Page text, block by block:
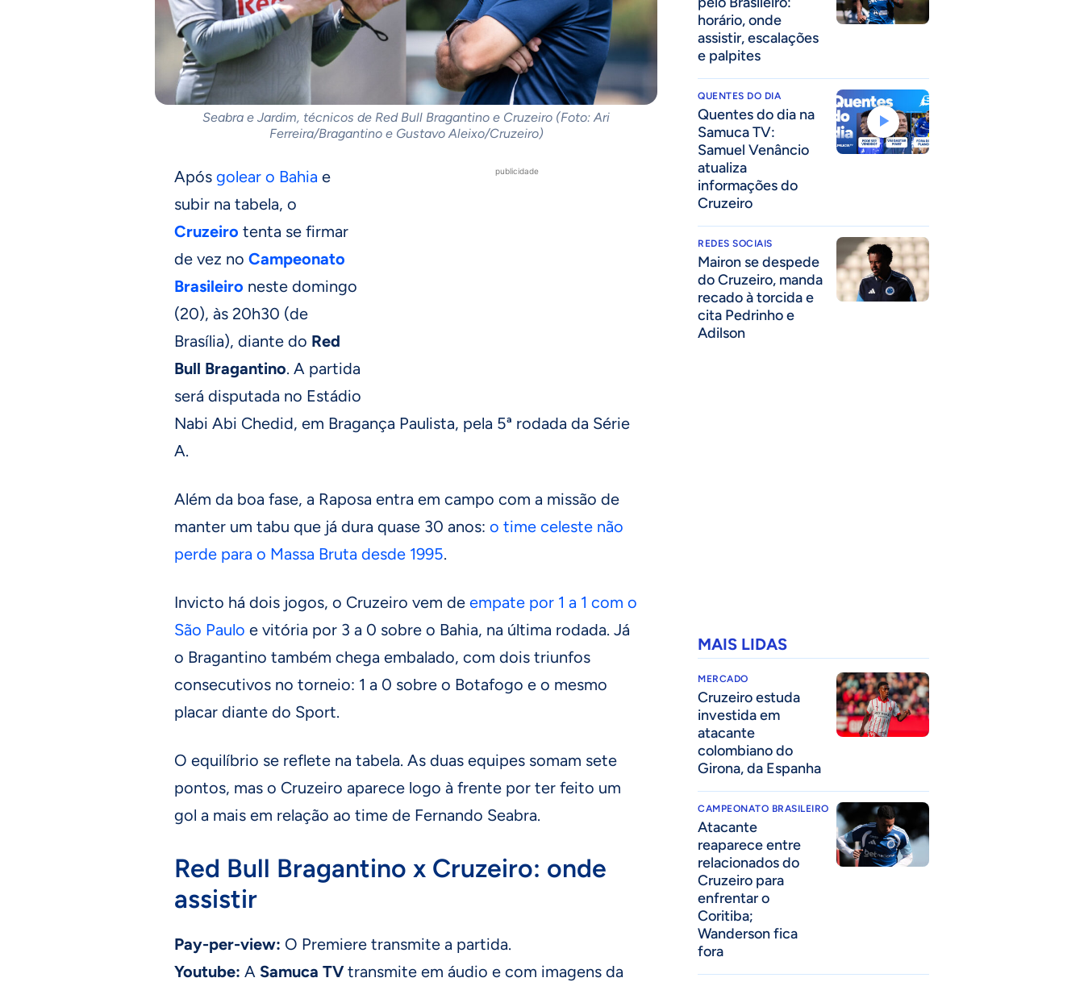
Seabra e Jardim, técnicos de Red Bull Bragantino e Cruzeiro (Foto: Ari
Ferreira/Bragantino e Gustavo Aleixo/Cruzeiro)
publicidade
Após golear o Bahia e
subir na tabela, o
Cruzeiro tenta se firmar
de vez no Campeonato
Brasileiro neste domingo
(20), às 20h30 (de
Brasília), diante do Red
Bull Bragantino. A partida
será disputada no Estádio
Nabi Abi Chedid, em Bragança Paulista, pela 5ª rodada da Série
A.
Além da boa fase, a Raposa entra em campo com a missão de
manter um tabu que já dura quase 30 anos: o time celeste não
perde para o Massa Bruta desde 1995.
Invicto há dois jogos, o Cruzeiro vem de empate por 1 a 1 com o
São Paulo e vitória por 3 a 0 sobre o Bahia, na última rodada. Já
o Bragantino também chega embalado, com dois triunfos
consecutivos no torneio: 1 a 0 sobre o Botafogo e o mesmo
placar diante do Sport.
O equilíbrio se reflete na tabela. As duas equipes somam sete
pontos, mas o Cruzeiro aparece logo à frente por ter feito um
gol a mais em relação ao time de Fernando Seabra.
Red Bull Bragantino x Cruzeiro: onde
assistir
Pay-per-view: O Premiere transmite a partida.
Youtube: A Samuca TVtransmite em áudio e com imagens da
horário, onde
assistir, escalações
e palpites
QUENTES DO DIA
Quentes do dia na
Samuca TV:
Samuel Venâncio
atualiza
informações do
Cruzeiro
REDES SOCIAIS
Mairon se despede
do Cruzeiro, manda
recado à torcida e
cita Pedrinho e
Adilson
MAIS LIDAS
MERCADO
Cruzeiro estuda
investida em
atacante
colombiano do
Girona, da Espanha
CAMPEONATO BRASILEIRO
Atacante
reaparece entre
relacionados do
Cruzeiro para
enfrentar o
Coritiba;
Wanderson fica
fora